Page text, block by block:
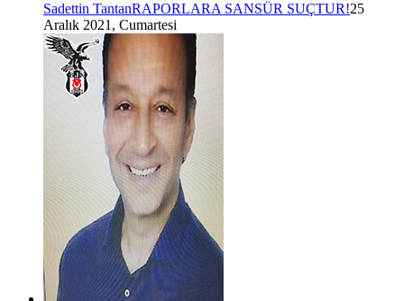
Sadettin TantanRAPORLARA SANSÜR SUÇTUR!25
Aralık 2021, Cumartesi